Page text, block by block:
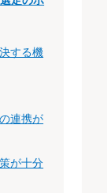
する機
連携が
が十分